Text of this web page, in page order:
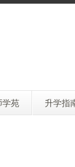
学苑 升学指